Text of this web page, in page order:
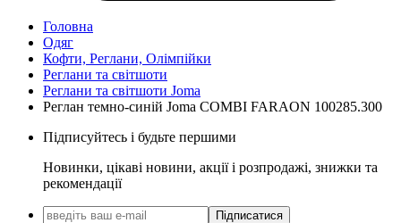
Головна
Одяг
Кофти, Реглани, Олімпійки
Реглани та світшоти
Реглани та світшоти Joma
Реглан темно-синій Joma COMBI FARAON 100285.300
Підписуйтесь і будьте першими
Новинки, цікаві новини, акції і розпродажі, знижки та
рекомендації
Підписатися